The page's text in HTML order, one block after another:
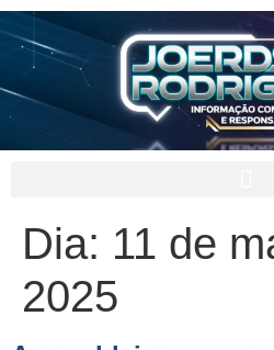
Dia: 11 de
2025